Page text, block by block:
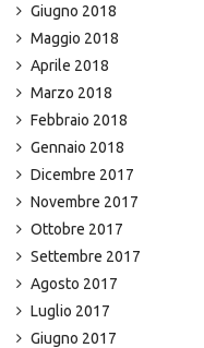
Giugno 2018
Maggio 2018
Aprile 2018
Marzo 2018
Febbraio 2018
Gennaio 2018
Dicembre 2017
Novembre 2017
Ottobre 2017
Settembre 2017
Agosto 2017
Luglio 2017
Giugno 2017